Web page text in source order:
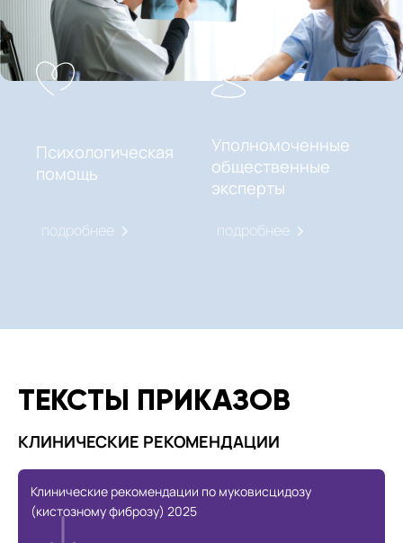
Психологическая
помощь
подробнее
Уполномоченные
общественные
эксперты
подробнее
ТЕКСТЫ ПРИКАЗОВ
КЛИНИЧЕСКИЕ РЕКОМЕНДАЦИИ
Клинические рекомендации по муковисцидозу
(кистозному фиброзу) 2025